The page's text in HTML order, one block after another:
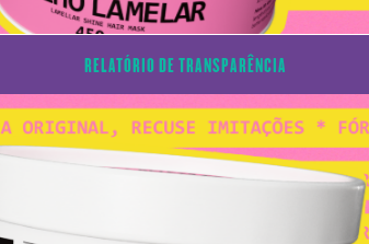
RELATÓRIO DE TRANSPARÊNCIA